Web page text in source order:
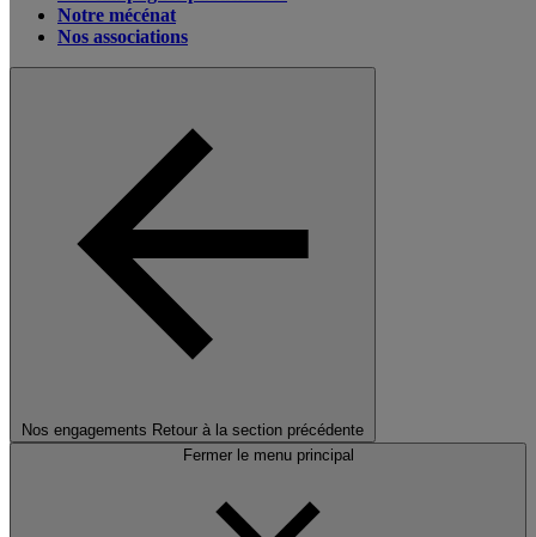
Notre mécénat
Nos associations
Nos engagements Retour à la section précédente
Fermer le menu principal